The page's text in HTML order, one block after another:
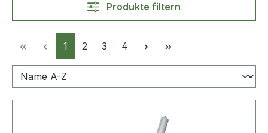
Produkte filtern
Seite
1 Seite
2 Seite
3 Seite
4